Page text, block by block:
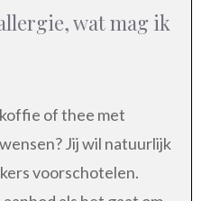
wat mag ik
of thee met
Jij wil natuurlijk
voorschotelen.